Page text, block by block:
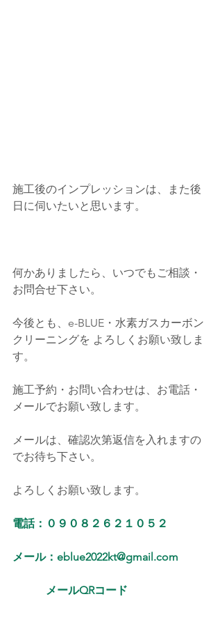
施工後のインプレッションは、また後
日に伺いたいと思います。
何かありましたら、いつでもご相談・
お問合せ下さい。
今後とも、e-BLUE・水素ガスカーボン
クリーニングを よろしくお願い致しま
す。
施工予約・お問い合わせは、お電話・
メールでお願い致します。
メールは、確認次第返信を入れますの
でお待ち下さい。
よろしくお願い致します。
電話：０９０８２６２１０５２
メール：eblue2022kt@gmail.com
メールQRコード